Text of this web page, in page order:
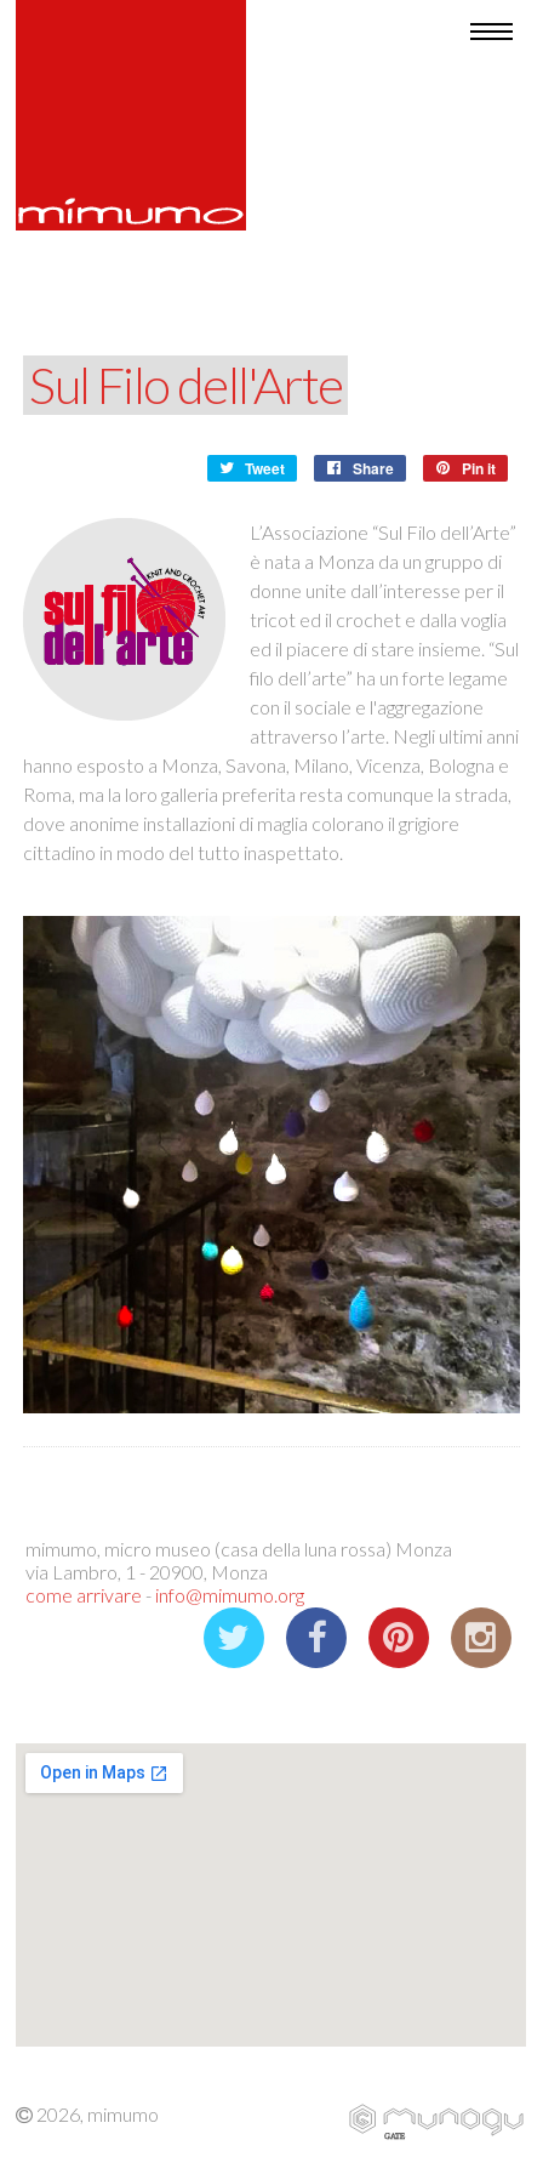
Sul Filo dell'Arte
Tweet Share Pin it
L’Associazione “Sul Filo dell’Arte”
è nata a Monza da un gruppo di
donne unite dall’interesse per il
tricot ed il crochet e dalla voglia
ed il piacere di stare insieme. “Sul
filo dell’arte” ha un forte legame
con il sociale e l'aggregazione
attraverso l’arte. Negli ultimi anni
hanno esposto a Monza, Savona, Milano, Vicenza, Bologna e
Roma, ma la loro galleria preferita resta comunque la strada,
dove anonime installazioni di maglia colorano il grigiore
cittadino in modo del tutto inaspettato.
mimumo, micro museo (casa della luna rossa) Monza
via Lambro, 1 - 20900, Monza
come arrivare - info@mimumo.org
2026, mimumo